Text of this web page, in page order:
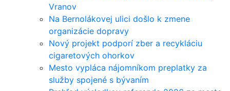
Vranov
Na Bernolákovej ulici došlo k zmene
organizácie dopravy
Nový projekt podporí zber a recykláciu
cigaretových ohorkov
Mesto vypláca nájomníkom preplatky za
služby spojené s bývaním